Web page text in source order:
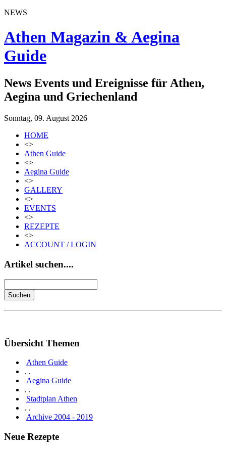
NEWS
Athen Magazin & Aegina
Guide
News Events und Ereignisse für Athen,
Aegina und Griechenland
Sonntag, 09. August 2026
HOME
<>
Athen Guide
<>
Aegina Guide
<>
GALLERY
<>
EVENTS
<>
REZEPTE
<>
ACCOUNT / LOGIN
Artikel suchen....
Übersicht Themen
Athen Guide
. .
Aegina Guide
. .
Stadtplan Athen
. .
Archive 2004 - 2019
Neue Rezepte